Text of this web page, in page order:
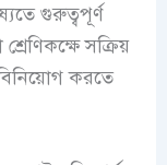
গুরুত্বপূর্ণ
সক্রিয়
করতে